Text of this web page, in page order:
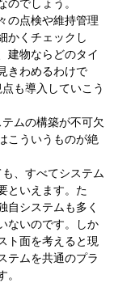
のでしょう。
の点検や維持管理
かくチェックし
建物ならどのタイ
きわめるわけで
も導入していこう
ムの構築が不可欠
こういうものが絶
、すべてシステム
といえます。た
自システムも多く
ないのです。しか
ト面を考えると現
テムを共通のプラ